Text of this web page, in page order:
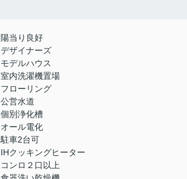
陽当り良好
デザイナーズ
モデルハウス
室内洗濯機置場
フローリング
公営水道
個別浄化槽
オール電化
駐車2台可
IHクッキングヒーター
コンロ２口以上